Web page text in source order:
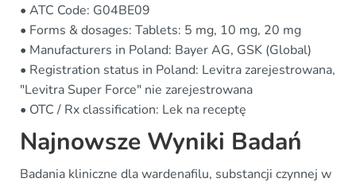
• ATC Code: G04BE09
• Forms & dosages: Tablets: 5 mg, 10 mg, 20 mg
• Manufacturers in Poland: Bayer AG, GSK (Global)
• Registration status in Poland: Levitra zarejestrowana,
"Levitra Super Force" nie zarejestrowana
• OTC / Rx classification: Lek na receptę
Najnowsze Wyniki Badań
Badania kliniczne dla wardenafilu, substancji czynnej w